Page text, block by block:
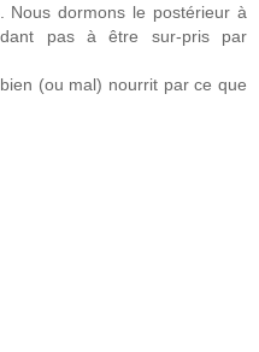
Nous dormons le postérieur à
pas à être sur-pris par
(ou mal) nourrit par ce que